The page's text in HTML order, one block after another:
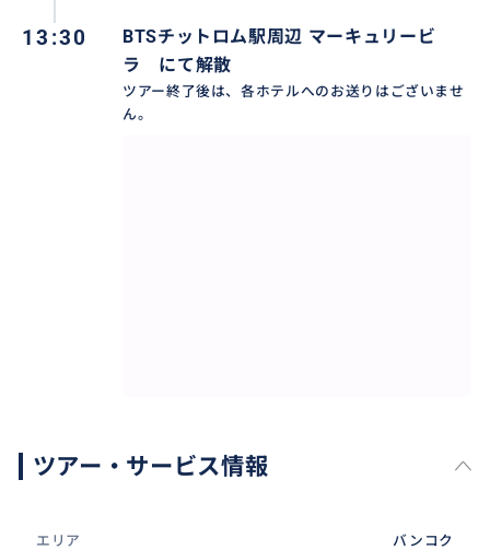
13:30
BTSチットロム駅周辺 マーキュリービ
ラ にて解散
ツアー終了後は、各ホテルへのお送りはございませ
ん。
ツアー・サービス情報
エリア バンコク